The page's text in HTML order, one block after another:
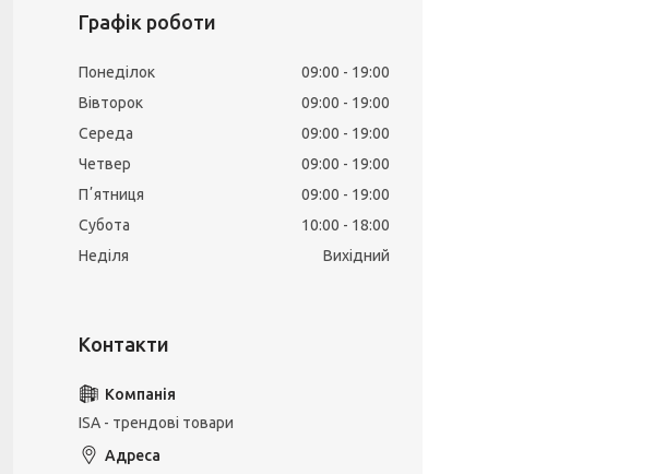
Графік роботи
Понеділок 09:00
19:00
Вівторок
09:00
19:00
Середа
09:00
19:00
Четвер
09:00
19:00
Пʼятниця
09:00
19:00
Субота
10:00
18:00
Неділя
Вихідний
ISA - трендові товари